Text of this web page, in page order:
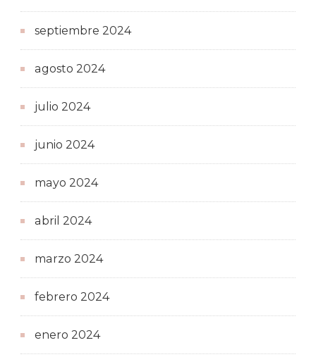
septiembre 2024
agosto 2024
julio 2024
junio 2024
mayo 2024
abril 2024
marzo 2024
febrero 2024
enero 2024